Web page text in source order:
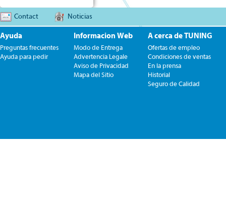
Contact Noticias
Ayuda
Preguntas frecuentes
Ayuda para pedir
Informacion Web
Modo de Entrega
Advertencia Legale
Aviso de Privacidad
Mapa del Sitio
A cerca de TUNING
Ofertas de empleo
Condiciones de ventas
En la prensa
Historial
Seguro de Calidad